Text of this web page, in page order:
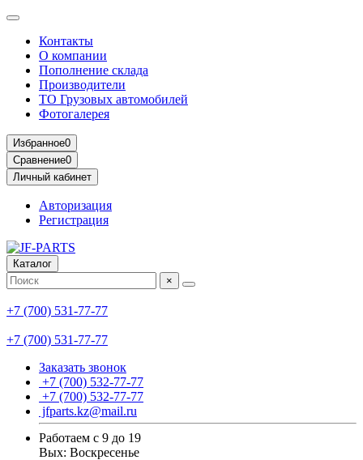
Контакты
О компании
Пополнение склада
Производители
ТО Грузовых автомобилей
Фотогалерея
Избранное0
Сравнение0
Личный кабинет
Авторизация
Регистрация
Каталог
×
+7 (700) 531-77-77
+7 (700) 531-77-77
Заказать звонок
+7 (700) 532-77-77
+7 (700) 532-77-77
jfparts.kz@mail.ru
Работаем с 9 до 19
Вых: Воскресенье